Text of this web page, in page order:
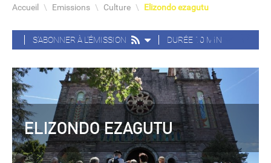
Accueil \ Emissions \ Culture \ Elizondo ezagutu
S'ABONNER À L'ÉMISSION DURÉE 10 MIN
ELIZONDO EZAGUTU